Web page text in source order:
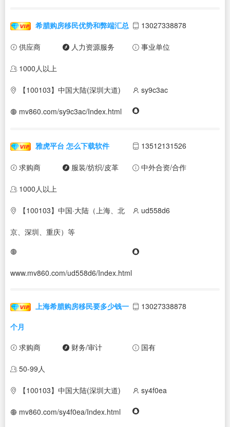
希腊购房移民优势和弊端汇总 13027338878
供应商 人力资源服务 事业单位
1000人以上
【100103】中国大陆(深圳大道) sy9c3ac
mv860.com/sy9c3ac/Index.html
雅虎平台 怎么下载软件 13512131526
求购商 服装/纺织/皮革 中外合资/合作
1000人以上
【100103】中国·大陆（上海、北
京、深圳、重庆）等
ud558d6
www.mv860.com/ud558d6/Index.html
上海希腊购房移民要多少钱一
个月
13027338878
求购商 财务/审计 国有
50-99人
【100103】中国大陆(深圳大道) sy4f0ea
mv860.com/sy4f0ea/Index.html